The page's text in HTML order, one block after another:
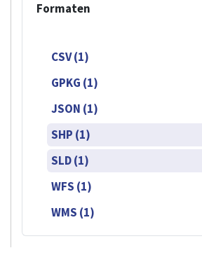
Formaten
CSV (1)
GPKG (1)
JSON (1)
SHP (1)
SLD (1)
WFS (1)
WMS (1)